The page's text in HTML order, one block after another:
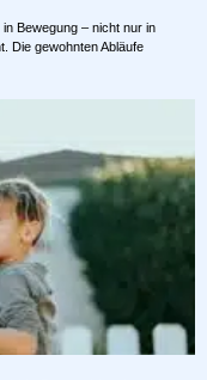
Bewegung – nicht nur in
Die gewohnten Abläufe